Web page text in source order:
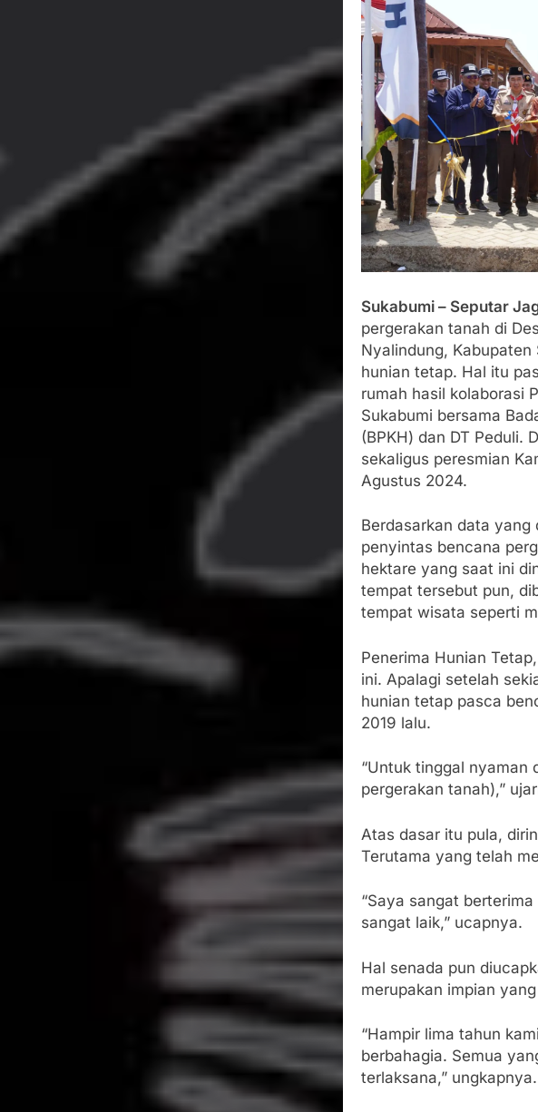
Wujud Kepedulian Polri,
Sentosa 2 ke Posko Pusat Tg. Perak
Agustus 5, 2026
SMA Negeri Nyalindung Sukabumi
Bertentangan dengan Edaran
Agustus 4, 2026
Ketua Umum FSP Maritim
Agustus 3, 2026
Menjalin Harmoni di Tanah
Agustus 3, 2026
Sukabumi – Seputar
pergerakan tanah di
Nyalindung,
hunian tetap. Hal itu
rumah hasil kolaborasi
Sukabumi bersama
(BPKH) dan DT Peduli.
sekaligus peresmian
Agustus 2024.
Berdasarkan data
penyintas bencana
hektare yang saat ini
tempat tersebut pun,
tempat wisata seperti
Penerima Hunian
ini. Apalagi setelah
hunian tetap pasca
2019 lalu.
“Untuk tinggal nyaman
pergerakan tanah),”
Atas dasar itu pula,
Terutama yang telah
“Saya sangat
sangat laik,” ucapnya.
Hal senada pun
merupakan impian
“Hampir lima tahun
berbahagia. Semua
terlaksana,” ungkapnya.